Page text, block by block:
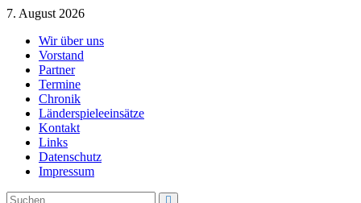
Skip
content
7. August 2026
Wir über uns
Vorstand
Partner
Termine
Chronik
Länderspieleeinsätze
Kontakt
Links
Datenschutz
Impressum